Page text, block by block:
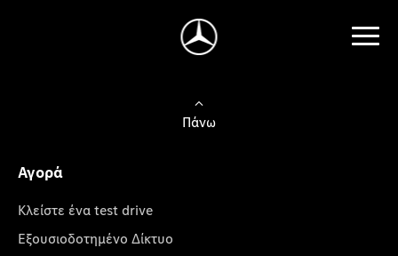
Πάνω
Αγορά
Κλείστε ένα test drive
Εξουσιοδοτημένο Δίκτυο